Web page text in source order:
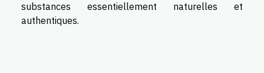
substances essentiellement naturelles et
authentiques.